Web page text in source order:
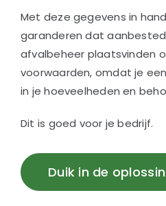
Met deze gegevens in
garanderen dat
afvalbeheer plaatsvinden
voorwaarden, omdat je
in je hoeveelheden en
Dit is goed voor je bedrijf.
Duik in de